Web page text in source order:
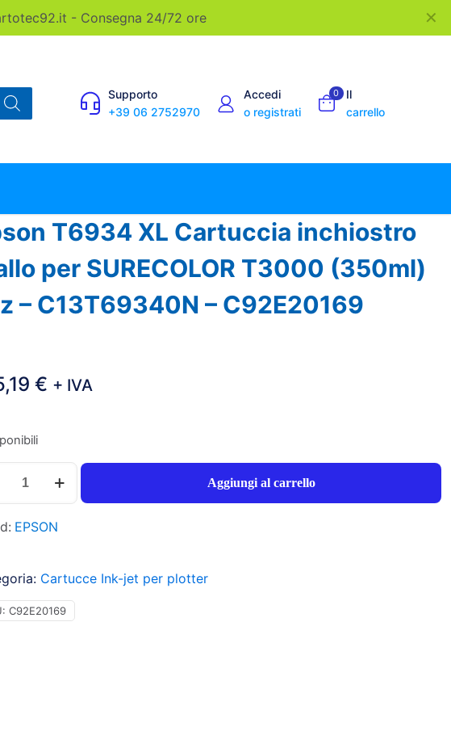
- Consegna 24/72 ore ✕
Supporto
+39 06 2752970
Accedi
o registrati
0
Il
carrello
T6934 XL Cartuccia inchiostro
per SURECOLOR T3000 (350ml)
– C13T69340N – C92E20169
€ + IVA
Aggiungi al carrello
EPSON
Cartucce Ink-jet per plotter
C92E20169